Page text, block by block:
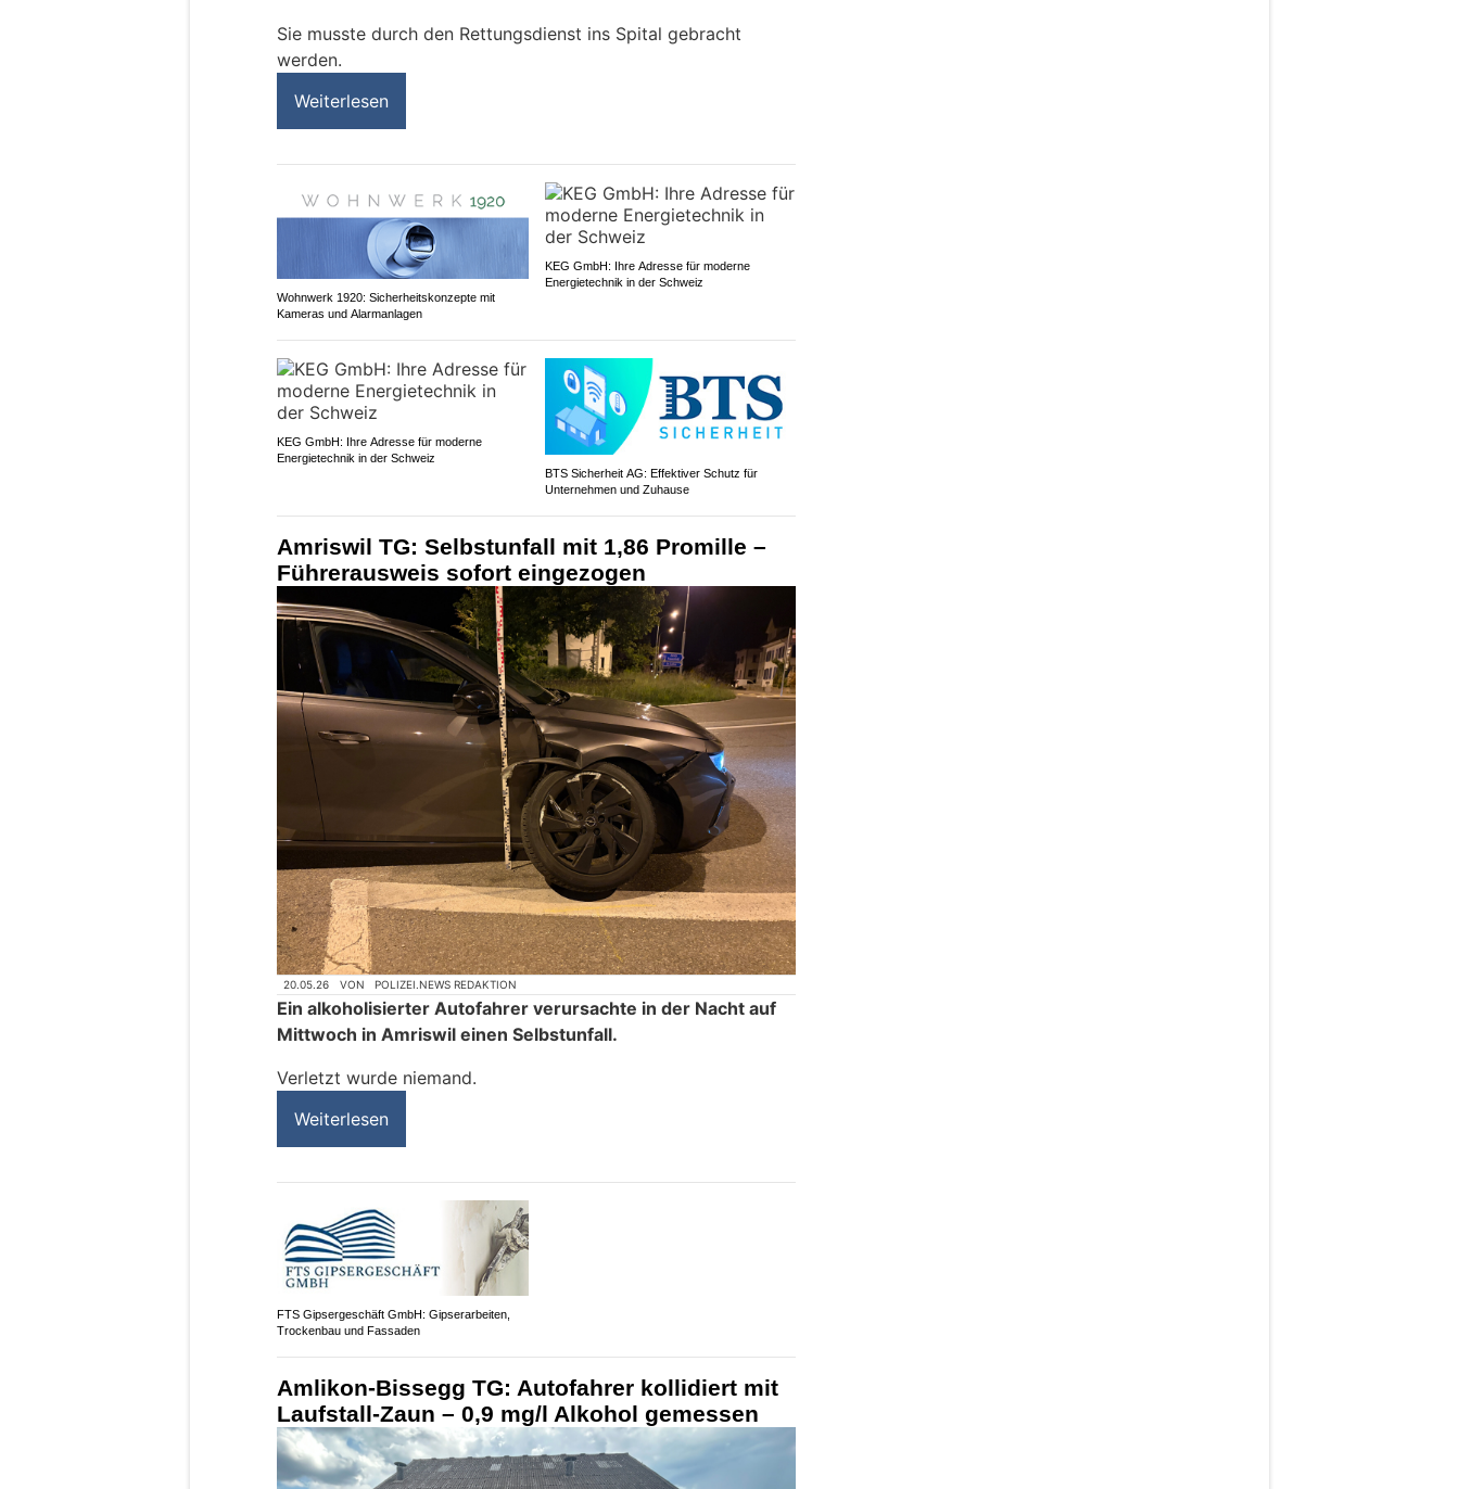
Sie musste durch den Rettungsdienst ins Spital gebracht
werden.
Weiterlesen
Wohnwerk 1920: Sicherheitskonzepte mit
Kameras und Alarmanlagen
KEG GmbH: Ihre Adresse für moderne
Energietechnik in der Schweiz
KEG GmbH: Ihre Adresse für moderne
Energietechnik in der Schweiz
BTS Sicherheit AG: Effektiver Schutz für
Unternehmen und Zuhause
Amriswil TG: Selbstunfall mit 1,86 Promille –
Führerausweis sofort eingezogen
20.05.26 VON POLIZEI.NEWS REDAKTION
Ein alkoholisierter Autofahrer verursachte in der Nacht auf
Mittwoch in Amriswil einen Selbstunfall.
Verletzt wurde niemand.
Weiterlesen
FTS Gipsergeschäft GmbH: Gipserarbeiten,
Trockenbau und Fassaden
Amlikon-Bissegg TG: Autofahrer kollidiert mit
Laufstall-Zaun – 0,9 mg/l Alkohol gemessen